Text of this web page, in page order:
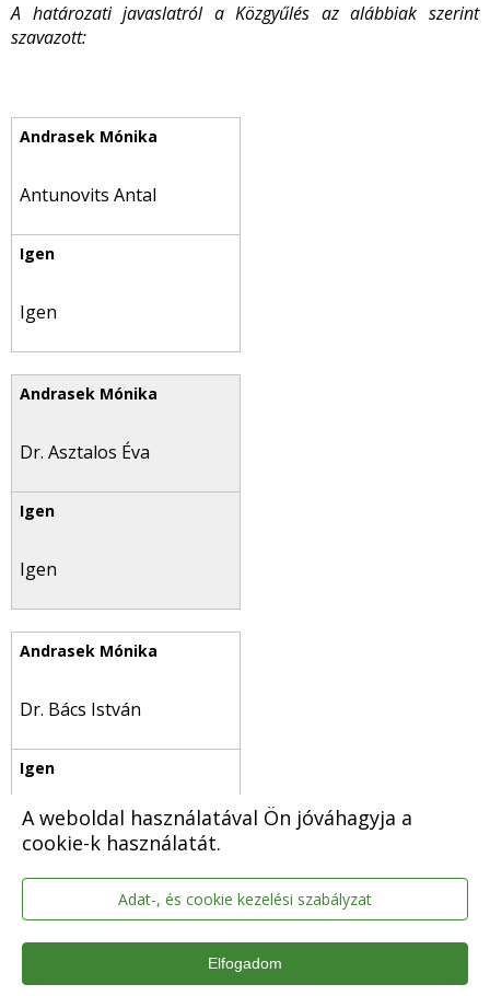
A weboldal használatával Ön jóváhagyja a
cookie-k használatát.
Adat-, és cookie kezelési szabályzat
Elfogadom
A határozati javaslatról a Közgyűlés az alábbiak szerint
szavazott:
Antunovits Antal
Igen
Dr. Asztalos Éva
Igen
Dr. Bács István
Igen